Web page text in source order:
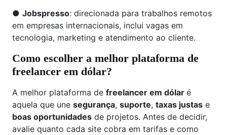
● Jobspresso: direcionada para trabalhos remotos
em empresas internacionais, inclui vagas em
tecnologia, marketing e atendimento ao cliente.
Como escolher a melhor plataforma de
freelancer em dólar?
A melhor plataforma de freelancer em dólar é
aquela que une segurança, suporte, taxas justas e
boas oportunidades de projetos. Antes de decidir,
avalie quanto cada site cobra em tarifas e como